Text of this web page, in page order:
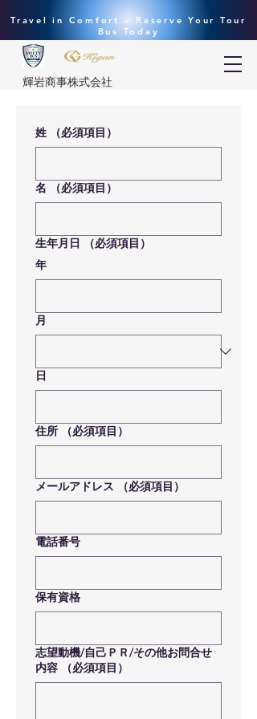
Travel in Comfort – Reserve Your Tour
Bus Today
​輝岩商事株式会社
姓 （必須項目）
名 （必須項目）
生年月日
（必須項目）
年
月
日
住所 （必須項目）
メールアドレス （必須項目）
電話番号
保有資格
志望動機/自己ＰＲ/その他お問合せ
内容
（必須項目）